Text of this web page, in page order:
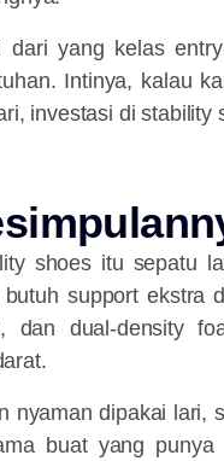
dari yang kelas
Intinya, kalau
investasi di stability
shoes itu sepatu
support ekstra
dan dual-density
nyaman dipakai lari,
buat yang